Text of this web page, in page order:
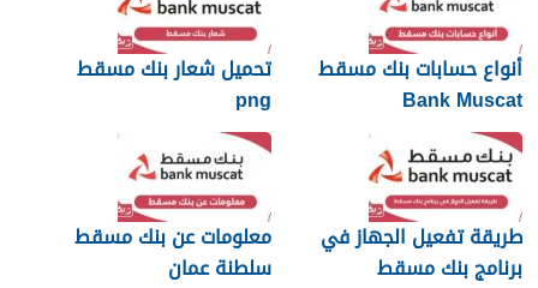
أنواع حسابات بنك مسقط
Bank Muscat
تحميل شعار بنك مسقط
png
طريقة تفعيل الجهاز في
برنامج بنك مسقط
معلومات عن بنك مسقط
سلطنة عمان